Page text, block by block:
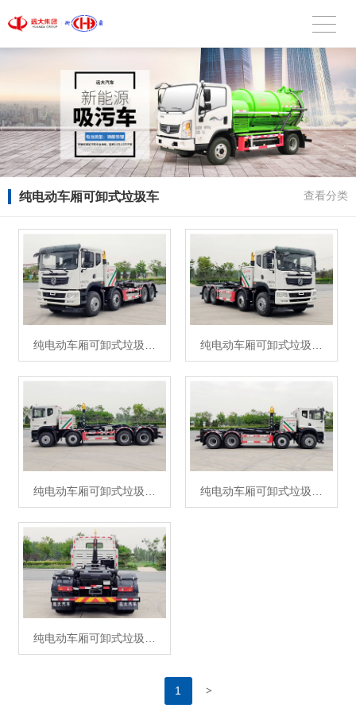
纯电动车厢可卸式垃圾车 查看分类
纯电动车厢可卸式垃圾… 纯电动车厢可卸式垃圾…
纯电动车厢可卸式垃圾… 纯电动车厢可卸式垃圾…
纯电动车厢可卸式垃圾…
1 >